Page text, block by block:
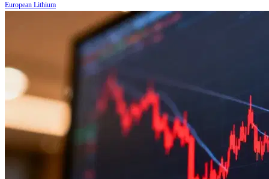
European Lithium